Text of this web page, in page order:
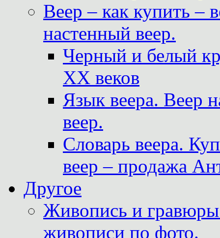
Веер – как купить –
настенный веер.
Черный и белый
XX веков
Язык веера. Веер
веер.
Словарь веера.
веер – продажа
Другое
Живопись и
живописи по фото.